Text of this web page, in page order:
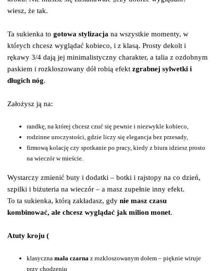
wiesz, że tak.
Ta sukienka to gotowa stylizacja na wszystkie momenty, w
których chcesz wyglądać kobieco, i z klasą. Prosty dekolt i
rękawy 3/4 dają jej minimalistyczny charakter, a talia z ozdobnym
paskiem i rozkloszowany dół robią efekt zgrabnej sylwetki i
długich nóg.
Założysz ją na:
randkę, na której chcesz czuć się pewnie i niezwykle kobieco,
rodzinne uroczystości, gdzie liczy się elegancja bez przesady,
firmową kolację czy spotkanie po pracy, kiedy z biura idziesz prosto
na wieczór w mieście.
Wystarczy zmienić buty i dodatki – botki i rajstopy na co dzień,
szpilki i biżuteria na wieczór – a masz zupełnie inny efekt.
To ta sukienka, którą zakładasz, gdy nie masz czasu
kombinować, ale chcesz wyglądać jak milion monet.
Atuty kroju (
klasyczna mała czarna z rozkloszowanym dołem – pięknie wiruje
przy chodzeniu